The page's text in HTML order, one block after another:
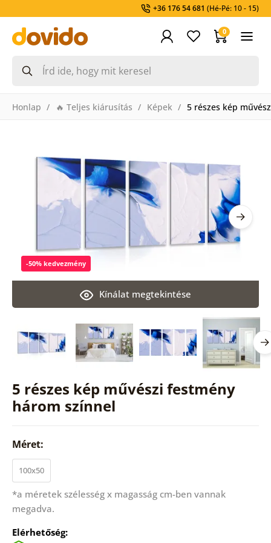
+36 176 54 681 (Hé-Pé: 10 - 15)
0
Honlap 🔥 Teljes kiárusítás Képek 5 részes kép
5 részes kép művészi festmény
három színnel
Kínálat megtekintése
-50% kedvezmény
Méret:
100x50
*a méretek szélesség x magasság cm-ben vannak
megadva.
Elérhetőség: